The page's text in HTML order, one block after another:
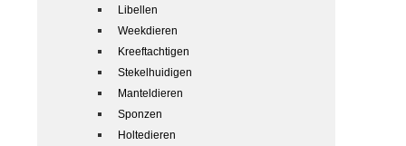
Libellen
Weekdieren
Kreeftachtigen
Stekelhuidigen
Manteldieren
Sponzen
Holtedieren